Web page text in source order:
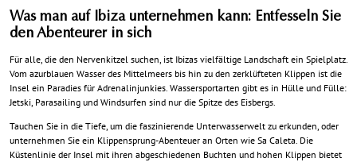
Was man auf Ibiza unternehmen kann: Entfesseln Sie
den Abenteurer in sich
Für alle, die den Nervenkitzel suchen, ist Ibizas vielfältige Landschaft ein Spielplatz.
Vom azurblauen Wasser des Mittelmeers bis hin zu den zerklüfteten Klippen ist die
Insel ein Paradies für Adrenalinjunkies. Wassersportarten gibt es in Hülle und Fülle:
Jetski, Parasailing und Windsurfen sind nur die Spitze des Eisbergs.
Tauchen Sie in die Tiefe, um die faszinierende Unterwasserwelt zu erkunden, oder
unternehmen Sie ein Klippensprung-Abenteuer an Orten wie Sa Caleta. Die
Küstenlinie der Insel mit ihren abgeschiedenen Buchten und hohen Klippen bietet